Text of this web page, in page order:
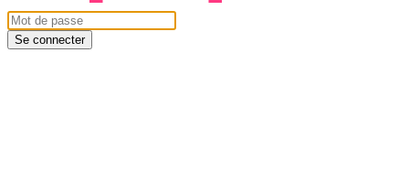
Se connecter